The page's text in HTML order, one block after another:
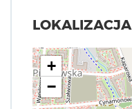
LOKALIZACJA
+
−